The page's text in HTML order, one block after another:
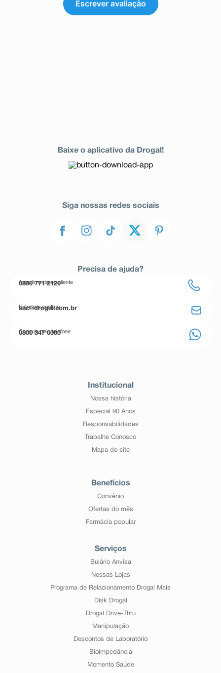
Escrever avaliação
Baixe o aplicativo da Drogal!
Siga nossas redes sociais
Precisa de ajuda?
Atendimento ao cliente
0800 771 2120
Entre em contato
sac@drogal.com.br
Compre pelo telefone
0800 347 0000
Institucional
Nossa história
Especial 90 Anos
Responsabilidades
Trabalhe Conosco
Mapa do site
Benefícios
Convênio
Ofertas do mês
Farmácia popular
Serviços
Bulário Anvisa
Nossas Lojas
Programa de Relacionamento Drogal Mais
Disk Drogal
Drogal Drive-Thru
Manipulação
Descontos de Laboratório
Bioimpedância
Momento Saúde